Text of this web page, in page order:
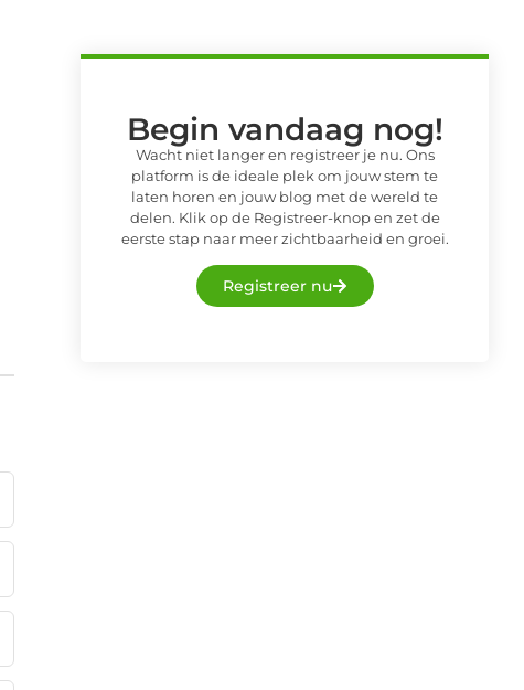
Begin vandaag nog!
Wacht niet langer en registreer je nu. Ons
platform is de ideale plek om jouw stem te
laten horen en jouw blog met de wereld te
delen. Klik op de Registreer-knop en zet de
eerste stap naar meer zichtbaarheid en groei.
Registreer nu